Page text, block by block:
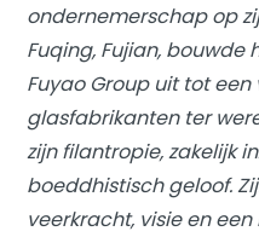
ondernemerschap op
Fuqing, Fujian, bouwde
Fuyao Group uit tot
glasfabrikanten ter
zijn filantropie, zakelijk
boeddhistisch geloof.
veerkracht, visie en